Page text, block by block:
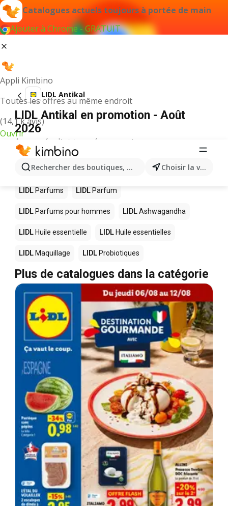
Catalogues actuels toujours à portée de main
Ajouter à Chrome - GRATUIT
Appli Kimbino
Toutes les offres au même endroit
(14,1 k avis)
Ouvrir
Rechercher des boutiques, des catégories, des Choisir la ville
LIDL Antikal
LIDL Antikal en promotion - Août
2026
Aucun résultat trouvé pour ce terme.
D’autres produits dans les magasins
LIDL
LIDL Parfums LIDL Parfum
LIDL Parfums pour hommes LIDLAshwagandha
LIDL Huile essentielle LIDL Huile essentielles
LIDL Maquillage LIDL Probiotiques
Plus de catalogues dans la catégorie